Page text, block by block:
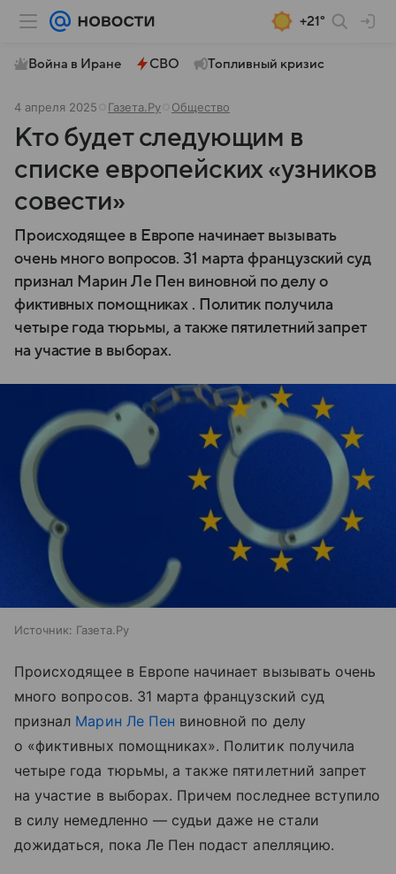
+21°
Война в Иране СВО Топливный кризис
4 апреля 2025 Газета.Ру Общество
Кто будет следующим в
списке европейских «узников
совести»
Происходящее в Европе начинает вызывать
очень много вопросов. 31 марта французский суд
признал Марин Ле Пен виновной по делу о
фиктивных помощниках . Политик получила
четыре года тюрьмы, а также пятилетний запрет
на участие в выборах.
Источник: Газета.Ру
Происходящее в Европе начинает вызывать очень
много вопросов. 31 марта французский суд
признал Марин Ле Пен виновной по делу
о «фиктивных помощниках». Политик получила
четыре года тюрьмы, а также пятилетний запрет
на участие в выборах. Причем последнее вступило
в силу немедленно — судьи даже не стали
дожидаться, пока Ле Пен подаст апелляцию.